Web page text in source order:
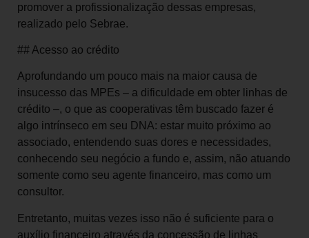
promover a profissionalização dessas empresas,
realizado pelo Sebrae.
## Acesso ao crédito
Aprofundando um pouco mais na maior causa de
insucesso das MPEs – a dificuldade em obter linhas de
crédito –, o que as cooperativas têm buscado fazer é
algo intrínseco em seu DNA: estar muito próximo ao
associado, entendendo suas dores e necessidades,
conhecendo seu negócio a fundo e, assim, não atuando
somente como seu agente financeiro, mas como um
consultor.
Entretanto, muitas vezes isso não é suficiente para o
auxílio financeiro através da concessão de linhas